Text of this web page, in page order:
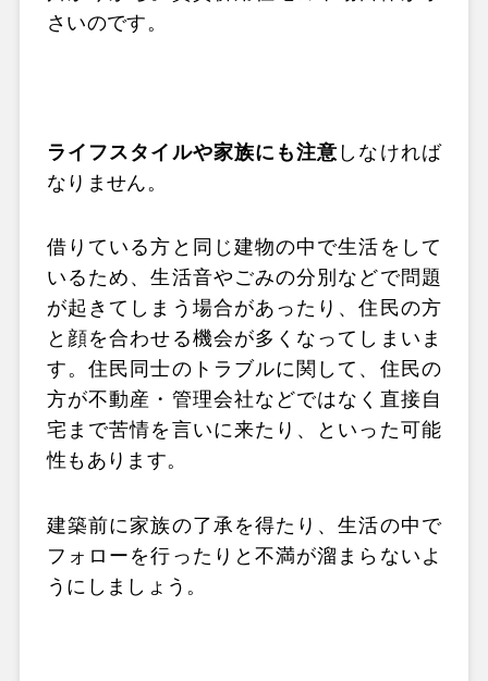
さいのです。
ライフスタイルや家族にも注意 しなければ
なりません。
借りている方と同じ建物の中で生活をして
いるため、生活音やごみの分別などで問題
が起きてしまう場合があったり、住民の方
と顔を合わせる機会が多くなってしまいま
す。住民同士のトラブルに関して、住民の
方が不動産・管理会社などではなく直接自
宅まで苦情を言いに来たり、といった可能
性もあります。
建築前に家族の了承を得たり、生活の中で
フォローを行ったりと不満が溜まらないよ
うにしましょう。